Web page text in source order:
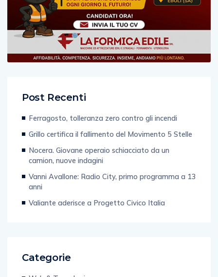
Post Recenti
Ferragosto, tolleranza zero contro gli incendi
Grillo certifica il fallimento del Movimento 5 Stelle
Nocera. Giovane operaio schiacciato da un
camion, nuove indagini
Vanni Avallone: Radio City, primo programma a 13
anni
Valiante aderisce a Progetto Civico Italia
Categorie